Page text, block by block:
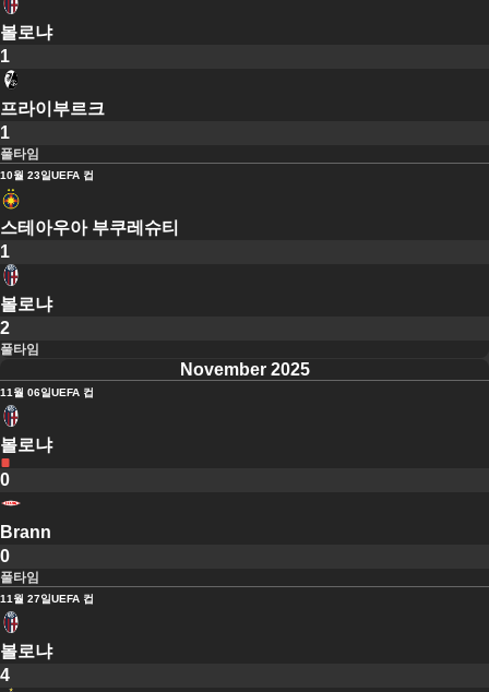
볼로냐
1
프라이부르크
1
풀타임
10월 23일UEFA 컵
스테아우아 부쿠레슈티
1
볼로냐
2
풀타임
November 2025
11월 06일UEFA 컵
볼로냐
0
Brann
0
풀타임
11월 27일UEFA 컵
볼로냐
4